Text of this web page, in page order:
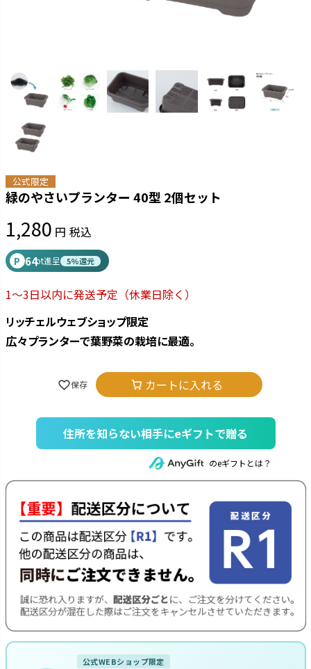
公式限定
緑のやさいプランター 40型 2個セット
1,280 税込
P 64pt進呈 5%還元
1～3日以内に発送予定 （休業日除く）
リッチェルウェブショップ限定
広々プランターで葉野菜の栽培に最適。
カートに入れる
住所を知らない相手にeギフトで贈る
のeギフトとは？
公式WEBショップ限定